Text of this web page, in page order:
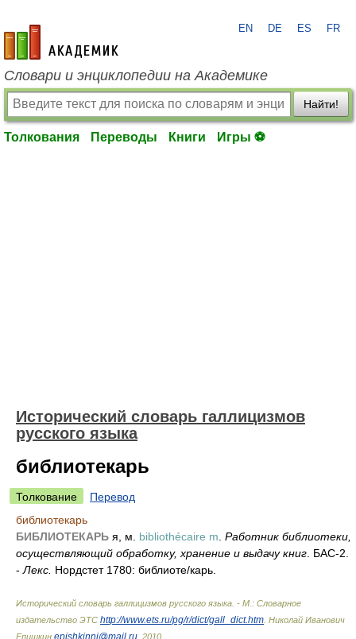
academic.ru
EN DE ES FR
Словари и энциклопедии на Академике
Найти!
Толкования Переводы Книги Игры ⚽
Исторический словарь галлицизмов
русского языка
библиотекарь
Толкование
Перевод
библиотекарь
БИБЛИОТЕКАРЬ я, м. bibliothécaire m Работник библиотеки,
осуществляющий обработку, хранение и выдачу книг . БАС-2.
- Лекс. Нордстет 1780: библиоте/карь.
Исторический словарь галлицизмов русского языка. - М.: Словарное
издательство ЭТС http://www.ets.ru/pg/r/dict/gall_dict.htm Николай Иванович
Епишкин epishkinni@mail.ru 2010